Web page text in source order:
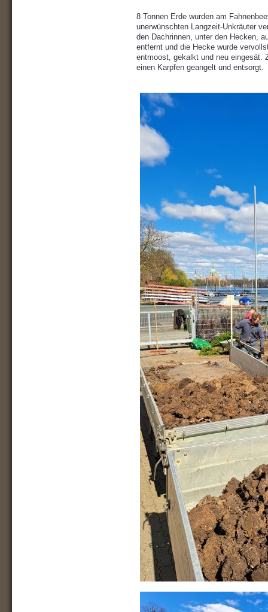
8 Tonnen Erde wurden am
unerwünschten Langzeit-Unkräuter
den Dachrinnen, unter den Hecken,
entfernt und die Hecke wurde
entmoost, gekalkt und neu eingesät.
einen Karpfen geangelt und entsorgt.